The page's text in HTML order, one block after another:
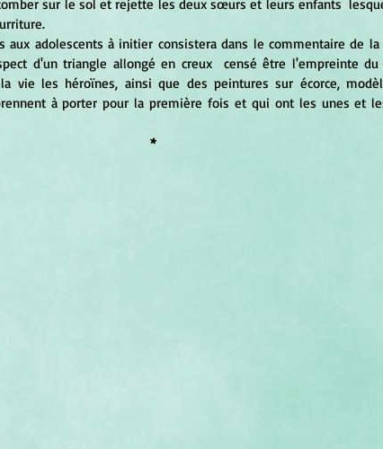
sur le sol et rejette les deux sœurs et leurs enfants
d'un triangle allongé en creux  censé être l'empreinte
vie les héroïnes, ainsi que des peintures sur écorce,
à porter pour la première fois et qui ont les unes et
*